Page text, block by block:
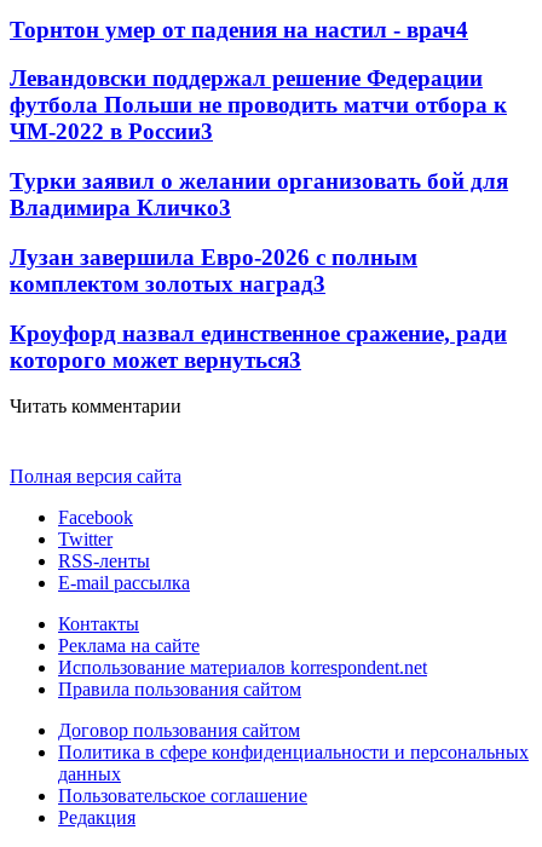
Торнтон умер от падения на настил - врач4
Левандовски поддержал решение Федерации
футбола Польши не проводить матчи отбора к
ЧМ-2022 в России3
Турки заявил о желании организовать бой для
Владимира Кличко3
Лузан завершила Евро-2026 с полным
комплектом золотых наград3
Кроуфорд назвал единственное сражение, ради
которого может вернуться3
Читать комментарии
Полная версия сайта
Facebook
Twitter
RSS-ленты
E-mail рассылка
Контакты
Реклама на сайте
Использование материалов korrespondent.net
Правила пользования сайтом
Договор пользования сайтом
Политика в сфере конфиденциальности и персональных
данных
Пользовательское соглашение
Редакция